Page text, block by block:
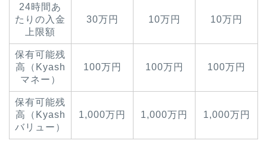
24時間あ
たりの入金
上限額
30万円 10万円 10万円
保有可能残
高（Kyash
マネー）
100万円 100万円 100万円
保有可能残
高（Kyash
バリュー）
1,000万円 1,000万円 1,000万円